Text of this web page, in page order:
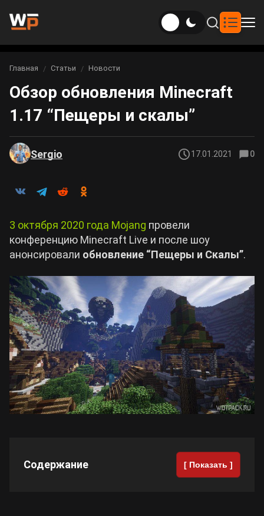
Новости
Новости Genshin Impact
Новости Honkai: Star Rail
Новости Zenless Zone Zero
Игры
Genshin Impact
Honkai: Star Rail
Neverness to Everness
Gothic 1 Remake
Arknights: Endfield
Crimson Desert
Zenless Zone Zero
Kingdom Come: Deliverance 2
Path of Exile 2
Билды
Билды Genshin Impact
Билды Neverness to Everness
Билды Arknights: Endfield
Билды Wuthering Waves
Билды Cyberpunk 2077
Билды Path of Exile 2
Интересное
Фильмы и сериалы
Вы здесь:
Главная Статьи Новости
Обзор обновления Minecraft
1.17 “Пещеры и скалы”
Sergio 17.01.2021 0
3 октября 2020 года Mojang провели
конференцию Minecraft Live и после шоу
анонсировали обновление “Пещеры и Скалы”.
Содержание [ Показать ]